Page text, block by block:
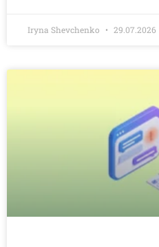
Iryna Shevchenko 29.07.2026